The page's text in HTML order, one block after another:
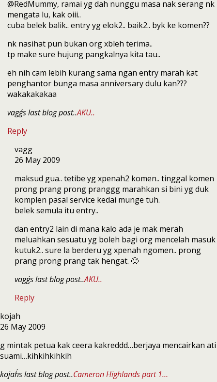
@RedMummy, ramai yg dah nunggu masa nak serang nk
mengata lu, kak oiii..
cuba belek balik.. entry yg elok2.. baik2.. byk ke komen??
nk nasihat pun bukan org xbleh terima..
tp make sure hujung pangkalnya kita tau..
eh nih cam lebih kurang sama ngan entry marah kat
penghantor bunga masa anniversary dulu kan???
wakakakakaa
vagg´s last blog post..AKU..
Reply
vagg
26 May 2009
maksud gua.. tetibe yg xpenah2 komen.. tinggal komen
prong prang prong pranggg marahkan si bini yg duk
komplen pasal service kedai munge tuh.
belek semula itu entry..
dan entry2 lain di mana kalo ada je mak merah
meluahkan sesuatu yg boleh bagi org mencelah masuk
kutuk2.. sure la berderu yg xpenah ngomen.. prong
prang prong prang tak hengat. 🙂
vagg´s last blog post..AKU..
Reply
kojah
26 May 2009
g mintak petua kak ceera kakreddd…berjaya mencairkan ati
suami…kihkihkihkih
kojah´s last blog post..Cameron Highlands part 1…